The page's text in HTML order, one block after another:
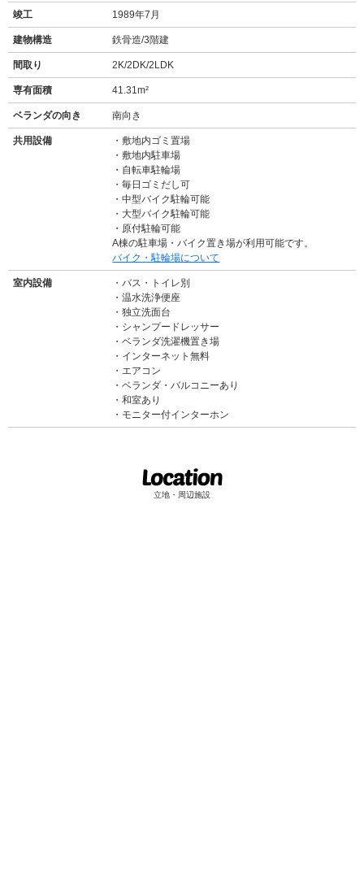
竣工 1989年7月
建物構造 鉄骨造/3階建
間取り 2K/2DK/2LDK
専有面積 41.31m²
ベランダの向き 南向き
共用設備
敷地内ゴミ置場
敷地内駐車場
自転車駐輪場
毎日ゴミだし可
中型バイク駐輪可能
大型バイク駐輪可能
原付駐輪可能
A棟の駐車場・バイク置き場が利用可能です。
バイク・駐輪場について
室内設備
バス・トイレ別
温水洗浄便座
独立洗面台
シャンプードレッサー
ベランダ洗濯機置き場
インターネット無料
エアコン
ベランダ・バルコニーあり
和室あり
モニター付インターホン
立地・周辺施設